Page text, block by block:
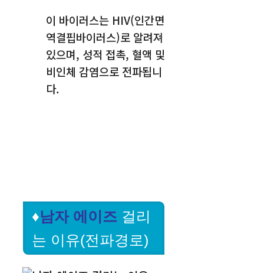
이 바이러스는 HIV(인간면
역결핍바이러스)로 알려져
있으며, 성적 접촉, 혈액 및
비인체 감염으로 전파됩니
다.
♦남자 에이즈 걸리
는 이유(전파경로)